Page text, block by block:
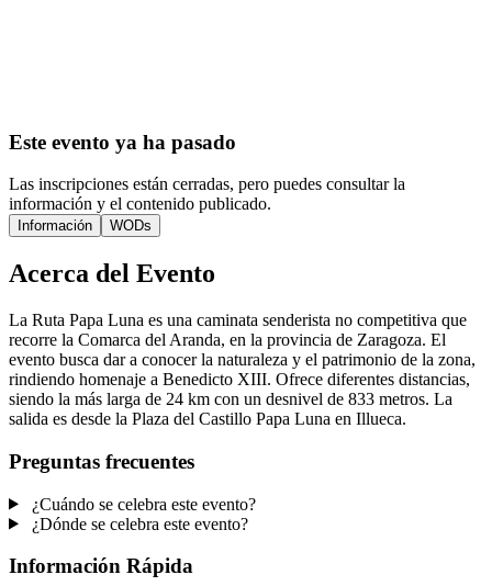
Este evento ya ha pasado
Las inscripciones están cerradas, pero puedes consultar la
información y el contenido publicado.
Información WODs
Acerca del Evento
La Ruta Papa Luna es una caminata senderista no competitiva que
recorre la Comarca del Aranda, en la provincia de Zaragoza. El
evento busca dar a conocer la naturaleza y el patrimonio de la zona,
rindiendo homenaje a Benedicto XIII. Ofrece diferentes distancias,
siendo la más larga de 24 km con un desnivel de 833 metros. La
salida es desde la Plaza del Castillo Papa Luna en Illueca.
Preguntas frecuentes
¿Cuándo se celebra este evento?
¿Dónde se celebra este evento?
Información Rápida